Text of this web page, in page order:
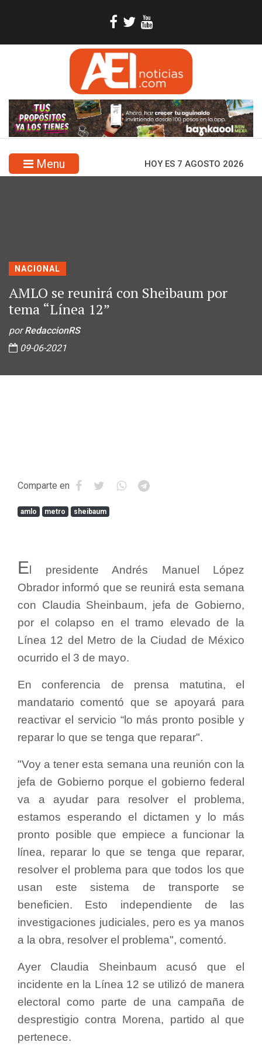
Menu HOY ES 7 AGOSTO 2026
NACIONAL
AMLO se reunirá con Sheibaum por
tema “Línea 12”
porRedaccionRS
09-06-2021
Comparte en
amlo metro sheibaum
E l presidente Andrés Manuel López
Obrador informó que se reunirá esta semana
con Claudia Sheinbaum, jefa de Gobierno,
por el colapso en el tramo elevado de la
Línea 12 del Metro de la Ciudad de México
ocurrido el 3 de mayo.
En conferencia de prensa matutina, el
mandatario comentó que se apoyará para
reactivar el servicio “lo más pronto posible y
reparar lo que se tenga que reparar".
"Voy a tener esta semana una reunión con la
jefa de Gobierno porque el gobierno federal
va a ayudar para resolver el problema,
estamos esperando el dictamen y lo más
pronto posible que empiece a funcionar la
línea, reparar lo que se tenga que reparar,
resolver el problema para que todos los que
usan este sistema de transporte se
beneficien. Esto independiente de las
investigaciones judiciales, pero es ya manos
a la obra, resolver el problema", comentó.
Ayer Claudia Sheinbaum acusó que el
incidente en la Línea 12 se utilizó de manera
electoral como parte de una campaña de
desprestigio contra Morena, partido al que
pertenece.